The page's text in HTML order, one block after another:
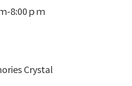
-8:00ｐｍ
Crystal